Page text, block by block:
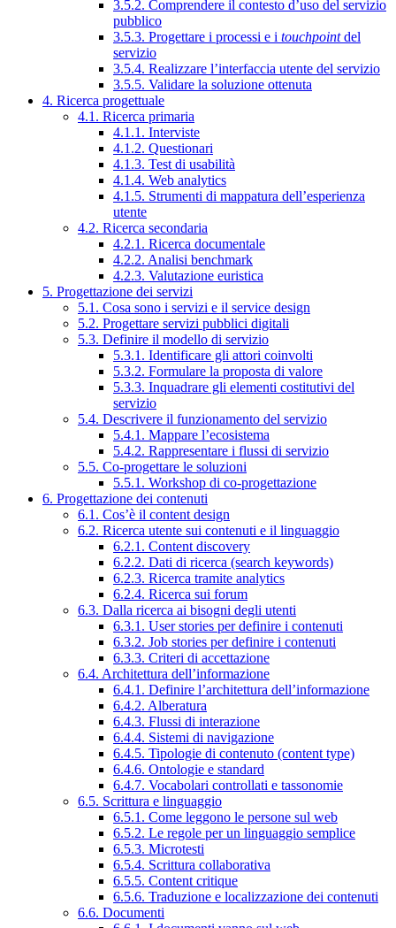
3.5.2. Comprendere il contesto d’uso del servizio
pubblico
3.5.3. Progettare i processi e i touchpointdel
servizio
3.5.4. Realizzare l’interfaccia utente del servizio
3.5.5. Validare la soluzione ottenuta
4. Ricerca progettuale
4.1. Ricerca primaria
4.1.1. Interviste
4.1.2. Questionari
4.1.3. Test di usabilità
4.1.4. Web analytics
4.1.5. Strumenti di mappatura dell’esperienza
utente
4.2. Ricerca secondaria
4.2.1. Ricerca documentale
4.2.2. Analisi benchmark
4.2.3. Valutazione euristica
5. Progettazione dei servizi
5.1. Cosa sono i servizi e il service design
5.2. Progettare servizi pubblici digitali
5.3. Definire il modello di servizio
5.3.1. Identificare gli attori coinvolti
5.3.2. Formulare la proposta di valore
5.3.3. Inquadrare gli elementi costitutivi del
servizio
5.4. Descrivere il funzionamento del servizio
5.4.1. Mappare l’ecosistema
5.4.2. Rappresentare i flussi di servizio
5.5. Co-progettare le soluzioni
5.5.1. Workshop di co-progettazione
6. Progettazione dei contenuti
6.1. Cos’è il content design
6.2. Ricerca utente sui contenuti e il linguaggio
6.2.1. Content discovery
6.2.2. Dati di ricerca (search keywords)
6.2.3. Ricerca tramite analytics
6.2.4. Ricerca sui forum
6.3. Dalla ricerca ai bisogni degli utenti
6.3.1. User stories per definire i contenuti
6.3.2. Job stories per definire i contenuti
6.3.3. Criteri di accettazione
6.4. Architettura dell’informazione
6.4.1. Definire l’architettura dell’informazione
6.4.2. Alberatura
6.4.3. Flussi di interazione
6.4.4. Sistemi di navigazione
6.4.5. Tipologie di contenuto (content type)
6.4.6. Ontologie e standard
6.4.7. Vocabolari controllati e tassonomie
6.5. Scrittura e linguaggio
6.5.1. Come leggono le persone sul web
6.5.2. Le regole per un linguaggio semplice
6.5.3. Microtesti
6.5.4. Scrittura collaborativa
6.5.5. Content critique
6.5.6. Traduzione e localizzazione dei contenuti
6.6. Documenti